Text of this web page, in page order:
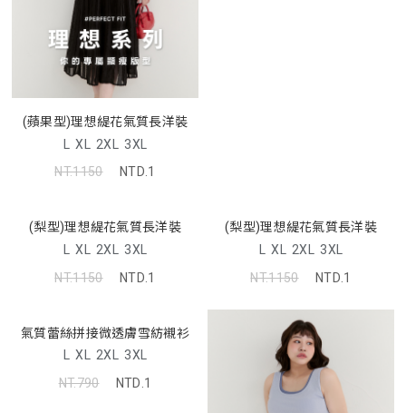
(蘋果型)理想緹花氣質長洋裝
L XL 2XL 3XL
NT.1150
NTD.1
(梨型)理想緹花氣質長洋裝
L XL 2XL 3XL
NT.1150
NTD.1
(梨型)理想緹花氣質長洋裝
L XL 2XL 3XL
NT.1150
NTD.1
氣質蕾絲拼接微透膚雪紡襯衫
L XL 2XL 3XL
NT.790
NTD.1